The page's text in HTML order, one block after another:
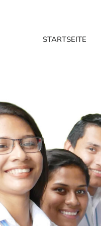
STARTSEITE